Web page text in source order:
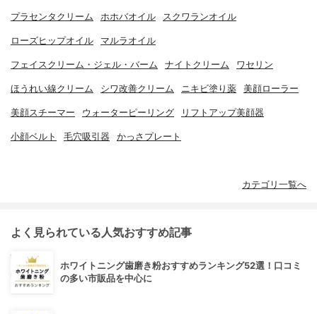
プラセンタクリーム ホホバオイル スクワランオイル
ローズヒップオイル マルラオイル
フェイスクリーム・ジェル・バーム ナイトクリーム ワセリン
ほうれい線クリーム シワ改善クリーム ニキビ塗り薬 美顔ローラー
美顔スチーマー ウォーターピーリング リフトアップ美顔器
小顔ベルト 毛穴吸引器 かっさプレート
カテゴリ一覧へ
よく見られている人気おすすめ記事
ホワイトニング歯磨き粉おすすめランキング52選！口コミ
の多い市販品を中心に